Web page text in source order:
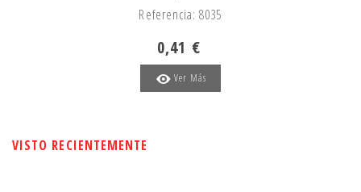
Referencia: 8035
0,41 €
Ver Más
VISTO RECIENTEMENTE